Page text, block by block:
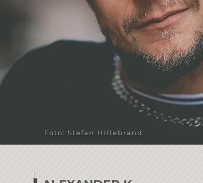
Foto: Stefan Hillebrand